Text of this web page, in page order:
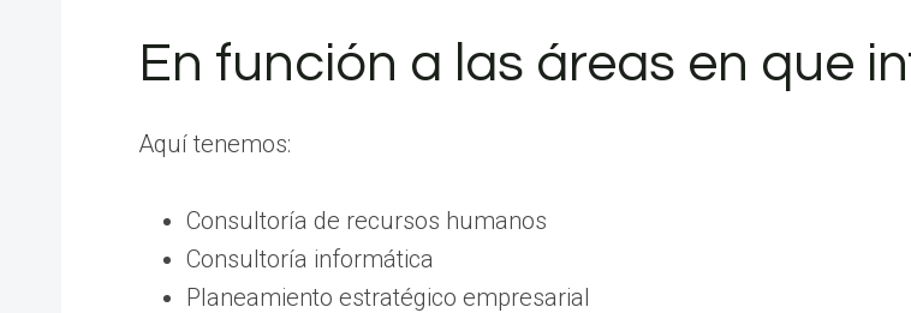
En función a las áreas en que
Aquí tenemos:
Consultoría de recursos humanos
Consultoría informática
Planeamiento estratégico empresarial